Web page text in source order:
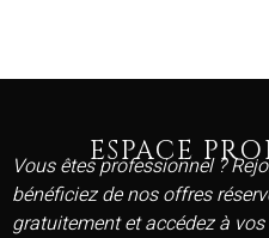
ESPACE
Vous êtes professionnel ?
bénéficiez de nos offres
gratuitement et accédez à